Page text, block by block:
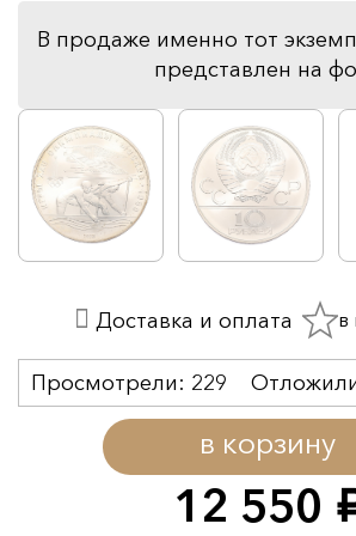
В продаже именно тот
представлен на
12 550
в корзину
Просмотрели: 229
Доставка и оплата в